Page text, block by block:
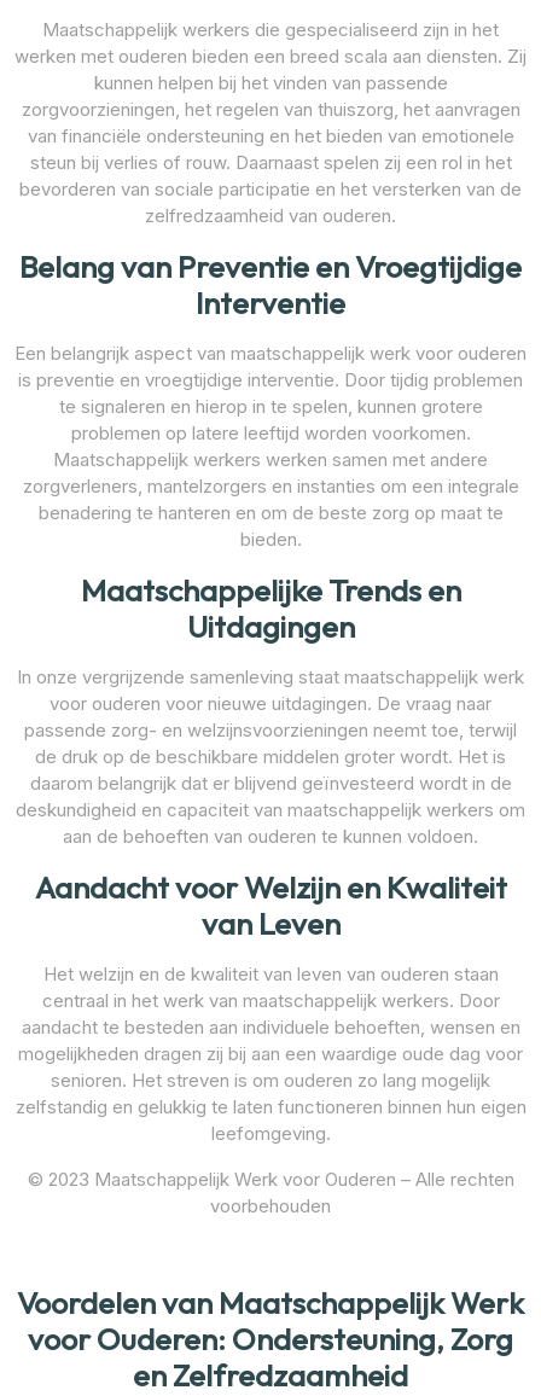
Maatschappelijk werkers die gespecialiseerd zijn in het
werken met ouderen bieden een breed scala aan diensten. Zij
kunnen helpen bij het vinden van passende
zorgvoorzieningen, het regelen van thuiszorg, het aanvragen
van financiële ondersteuning en het bieden van emotionele
steun bij verlies of rouw. Daarnaast spelen zij een rol in het
bevorderen van sociale participatie en het versterken van de
zelfredzaamheid van ouderen.
Belang van Preventie en Vroegtijdige
Interventie
Een belangrijk aspect van maatschappelijk werk voor ouderen
is preventie en vroegtijdige interventie. Door tijdig problemen
te signaleren en hierop in te spelen, kunnen grotere
problemen op latere leeftijd worden voorkomen.
Maatschappelijk werkers werken samen met andere
zorgverleners, mantelzorgers en instanties om een integrale
benadering te hanteren en om de beste zorg op maat te
bieden.
Maatschappelijke Trends en
Uitdagingen
In onze vergrijzende samenleving staat maatschappelijk werk
voor ouderen voor nieuwe uitdagingen. De vraag naar
passende zorg- en welzijnsvoorzieningen neemt toe, terwijl
de druk op de beschikbare middelen groter wordt. Het is
daarom belangrijk dat er blijvend geïnvesteerd wordt in de
deskundigheid en capaciteit van maatschappelijk werkers om
aan de behoeften van ouderen te kunnen voldoen.
Aandacht voor Welzijn en Kwaliteit
van Leven
Het welzijn en de kwaliteit van leven van ouderen staan
centraal in het werk van maatschappelijk werkers. Door
aandacht te besteden aan individuele behoeften, wensen en
mogelijkheden dragen zij bij aan een waardige oude dag voor
senioren. Het streven is om ouderen zo lang mogelijk
zelfstandig en gelukkig te laten functioneren binnen hun eigen
leefomgeving.
© 2023 Maatschappelijk Werk voor Ouderen – Alle rechten
voorbehouden
Voordelen van Maatschappelijk Werk
voor Ouderen: Ondersteuning, Zorg
en Zelfredzaamheid